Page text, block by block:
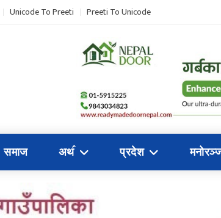
Unicode To Preeti Preeti To Unicode
समाज अथ॔ प्रदेश